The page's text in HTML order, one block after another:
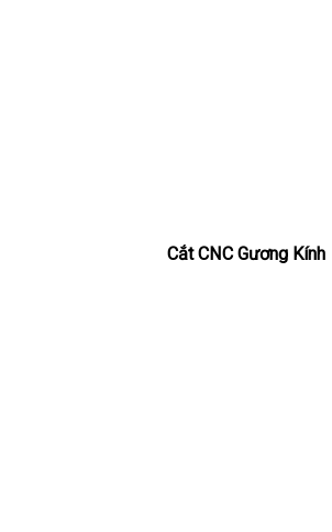
Cắt CNC Gương Kính